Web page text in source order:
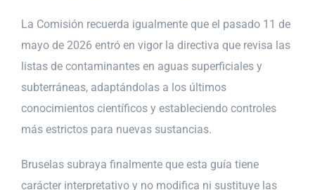
La Comisión recuerda igualmente que el pasado 11 de
mayo de 2026 entró en vigor la directiva que revisa las
listas de contaminantes en aguas superficiales y
subterráneas, adaptándolas a los últimos
conocimientos científicos y estableciendo controles
más estrictos para nuevas sustancias.
Bruselas subraya finalmente que esta guía tiene
carácter interpretativo y no modifica ni sustituye las